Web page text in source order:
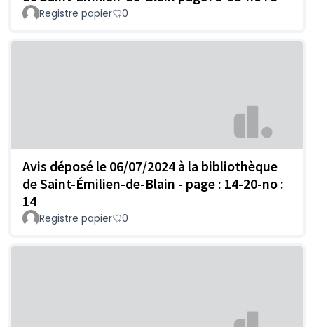
Registre papier 0
Avis déposé le 06/07/2024 à la bibliothèque
de Saint-Émilien-de-Blain - page : 14-20-no :
14
Registre papier 0